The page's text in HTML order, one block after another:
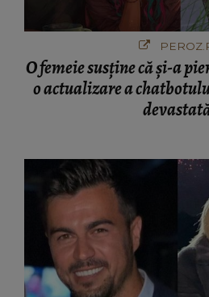
O femeie susține că și-a
o actualizare a